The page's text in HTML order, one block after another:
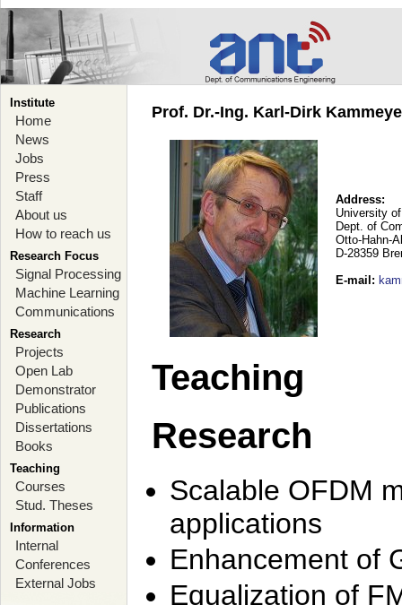
Institute
Home
News
Jobs
Press
Staff
About us
How to reach us
Research Focus
Signal Processing
Machine Learning
Communications
Research
Projects
Open Lab
Demonstrator
Publications
Dissertations
Books
Teaching
Courses
Stud. Theses
Information
Internal
Conferences
External Jobs
Prof. Dr.-Ing. Karl-Dirk
Address:
University
Dept. of
Otto-Hahn-
D-28359
E-mail :
Teaching
Research
Scalable OFDM
applications
Enhancement of
Equalization of